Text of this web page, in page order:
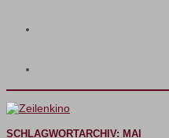
SCHLAGWORTARCHIV: MAI